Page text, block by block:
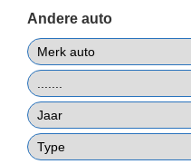
Andere auto